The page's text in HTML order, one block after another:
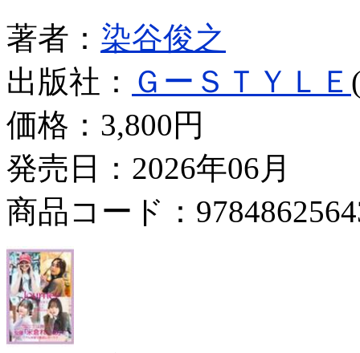
著者： 染谷俊之
出版社： ＧーＳＴＹＬＥ
価格： 3,800円
発売日：2026年06月
商品コード：